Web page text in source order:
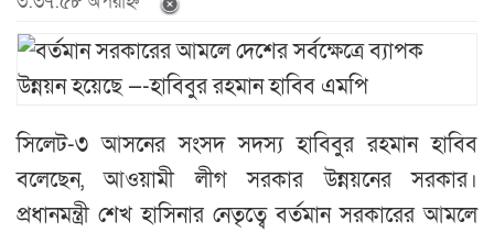
সিলেট-৩ আসনের সংসদ সদস্য হাবিবুর রহমান হাবিব
বলেছেন, আওয়ামী লীগ সরকার উন্নয়নের সরকার।
প্রধানমন্ত্রী শেখ হাসিনার নেতৃত্বে বর্তমান সরকারের আমলে